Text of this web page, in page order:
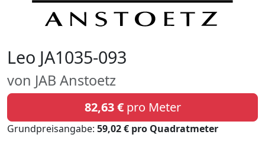
Leo JA1035-093
von JAB Anstoetz
82,63 €pro Meter
Grundpreisangabe: 59,02 € pro Quadratmeter